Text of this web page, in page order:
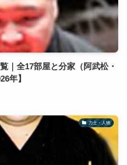
｜全17部屋と分家（阿武松・
年】
力士・人物